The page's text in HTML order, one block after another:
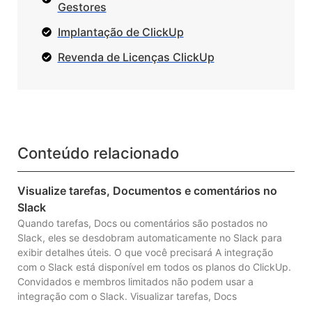
Gestores
Implantação de ClickUp
Revenda de Licenças ClickUp
Conteúdo relacionado
Visualize tarefas, Documentos e comentários no
Slack
Quando tarefas, Docs ou comentários são postados no
Slack, eles se desdobram automaticamente no Slack para
exibir detalhes úteis. O que você precisará A integração
com o Slack está disponível em todos os planos do ClickUp.
Convidados e membros limitados não podem usar a
integração com o Slack. Visualizar tarefas, Docs